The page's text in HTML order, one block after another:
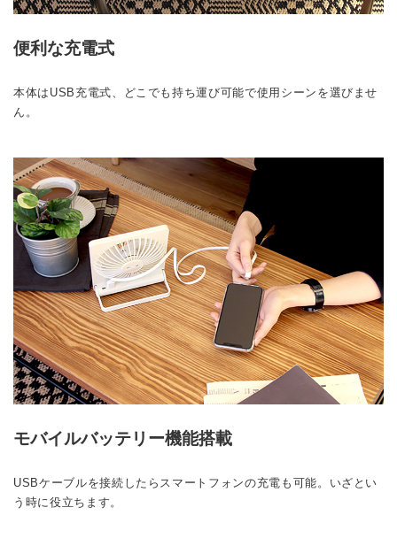
便利な充電式
本体はUSB充電式、どこでも持ち運び可能で使用シーンを選びませ
ん。
モバイルバッテリー機能搭載
USBケーブルを接続したらスマートフォンの充電も可能。いざとい
う時に役立ちます。